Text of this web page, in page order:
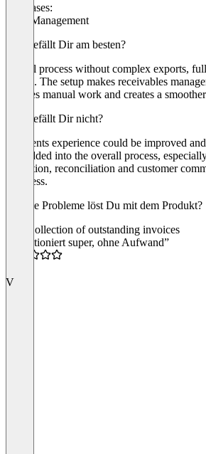
Use cases:
Debt Management
Was gefällt Dir am besten?
Digital process without complex exports,
Qonto. The setup makes receivables
reduces manual work and creates a
Was gefällt Dir nicht?
Payments experience could be improved
embedded into the overall process,
collection, reconciliation and customer
seamless.
Welche Probleme löst Du mit dem Produkt?
Soft Collection of outstanding invoices
“Funktioniert super, ohne Aufwand”
V